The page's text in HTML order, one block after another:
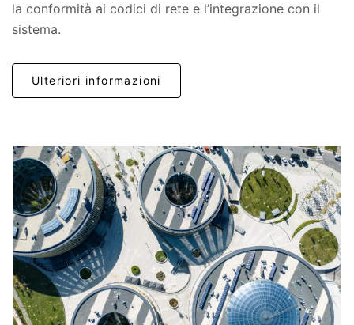
la conformità ai codici di rete e l’integrazione con il
sistema.
Ulteriori informazioni